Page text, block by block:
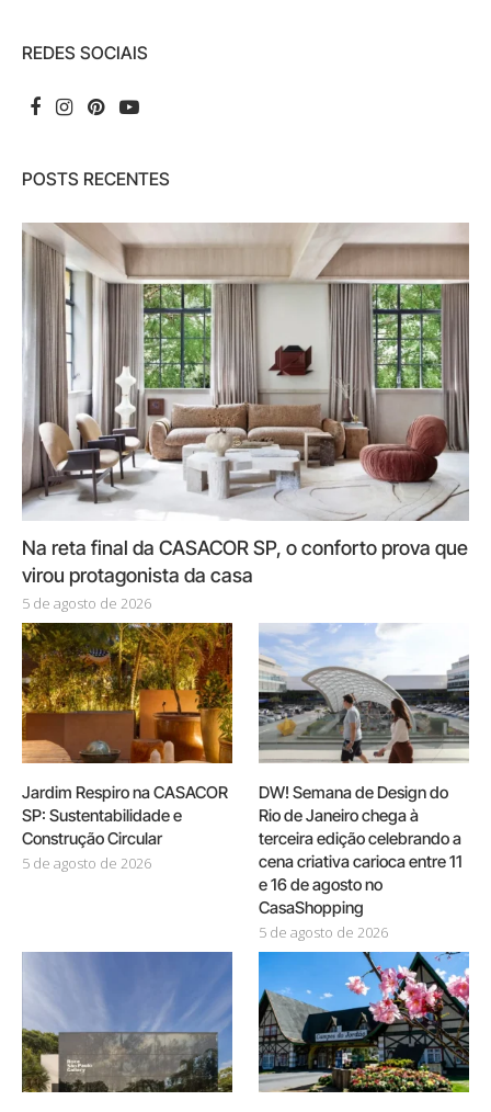
REDES SOCIAIS
POSTS RECENTES
Na reta final da CASACOR SP, o conforto prova que
virou protagonista da casa
5 de agosto de 2026
Jardim Respiro na CASACOR
SP: Sustentabilidade e
Construção Circular
5 de agosto de 2026
DW! Semana de Design do
Rio de Janeiro chega à
terceira edição celebrando a
cena criativa carioca entre 11
e 16 de agosto no
CasaShopping
5 de agosto de 2026